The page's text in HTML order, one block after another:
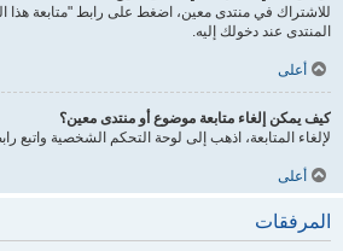
للاشتراك في منتدى معين، اضغط على رابط "متابعة
المنتدى عند دخولك إليه.
أعلى
كيف يمكن إلغاء متابعة موضوع أو منتدى معين؟
لإلغاء المتابعة، اذهب إلى لوحة التحكم الشخصية واتبع
أعلى
المرفقات